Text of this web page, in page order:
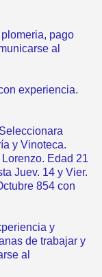
pago
al
experiencia.
y Vinoteca.
Edad 21
Juev. 14 y Vier.
854 con
y
de trabajar y
al